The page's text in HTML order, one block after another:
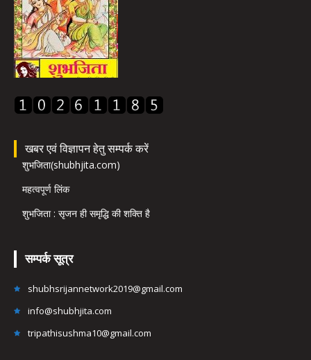
खबर एवं विज्ञापन हेतु सम्पर्क करें
शुभजिता(shubhjita.com)
महत्वपूर्ण लिंक
शुभजिता : सृजन ही समृद्धि की शक्ति है
सम्पर्क सूत्र
shubhsrijannetwork2019@gmail.com
info@shubhjita.com
tripathisushma10@gmail.com